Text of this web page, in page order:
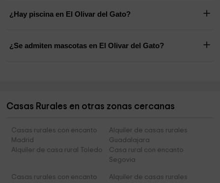
¿Hay piscina en El Olivar del Gato?
¿Se admiten mascotas en El Olivar del Gato?
Casas Rurales en otras zonas cercanas
Casas rurales con encanto
Madrid
Alquiler de casas rurales
Guadalajara
Alquiler de casa rural Toledo
Casa rural con encanto
Segovia
Casas rurales con encanto
Alquiler de casas rurales